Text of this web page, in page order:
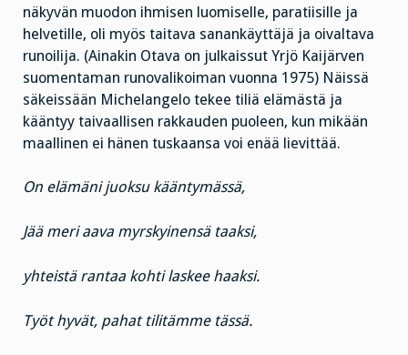
näkyvän muodon ihmisen luomiselle, paratiisille ja
helvetille, oli myös taitava sanankäyttäjä ja oivaltava
runoilija. (Ainakin Otava on julkaissut Yrjö Kaijärven
suomentaman runovalikoiman vuonna 1975) Näissä
säkeissään Michelangelo tekee tiliä elämästä ja
kääntyy taivaallisen rakkauden puoleen, kun mikään
maallinen ei hänen tuskaansa voi enää lievittää.
On elämäni juoksu kääntymässä,
Jää meri aava myrskyinensä taaksi,
yhteistä rantaa kohti laskee haaksi.
Työt hyvät, pahat tilitämme tässä.